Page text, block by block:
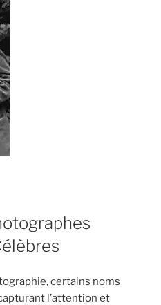
certains noms
l’attention et